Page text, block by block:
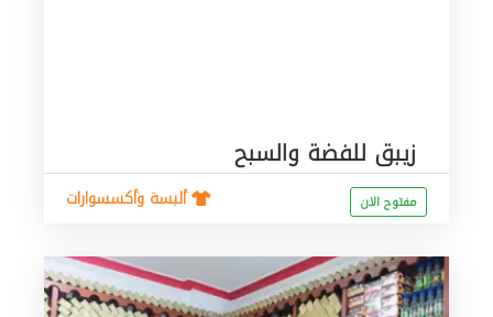
زيبق للفضة والسبح
ألبسة وأكسسوارات مفتوح الان